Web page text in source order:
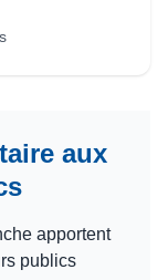
aux
apportent
publics